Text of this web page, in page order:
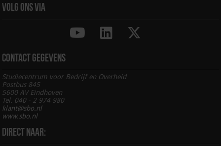
Volg ons via
Contact gegevens
Studiecentrum voor Bedrijf en Overheid
Postbus 845
5600 AV Eindhoven
Tel. 040 - 2 974 980
klant@sbo.nl
www.sbo.nl
Direct naar: